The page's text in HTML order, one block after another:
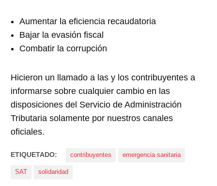
Aumentar la eficiencia recaudatoria
Bajar la evasión fiscal
Combatir la corrupción
Hicieron un llamado a las y los contribuyentes a
informarse sobre cualquier cambio en las
disposiciones del Servicio de Administración
Tributaria solamente por nuestros canales
oficiales.
ETIQUETADO: contribuyentes emergencia sanitaria
SAT solidaridad